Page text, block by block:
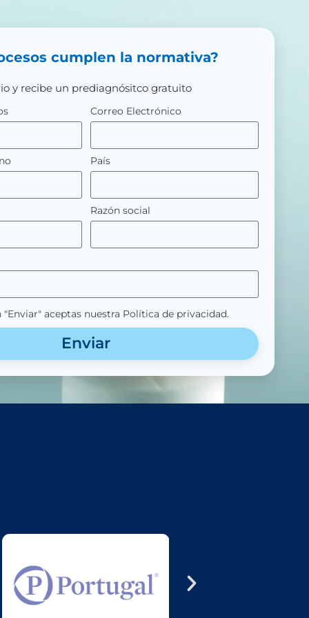
cumplen la normativa?
y recibe un prediagnósitco gratuito
Correo Electrónico
País
Razón social
"Enviar" aceptas nuestra Política de privacidad.
Enviar